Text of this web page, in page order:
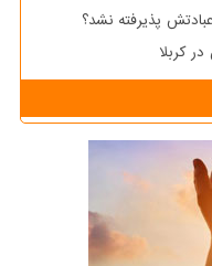
پذیرفته نشد؟
کربلا